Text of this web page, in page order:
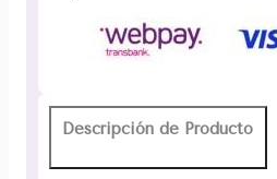
Descripción de Producto